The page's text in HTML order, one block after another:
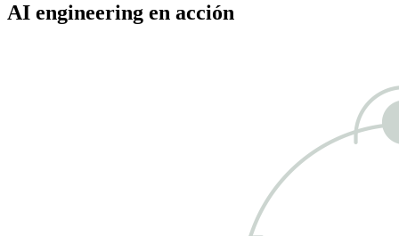
AI engineering en acción